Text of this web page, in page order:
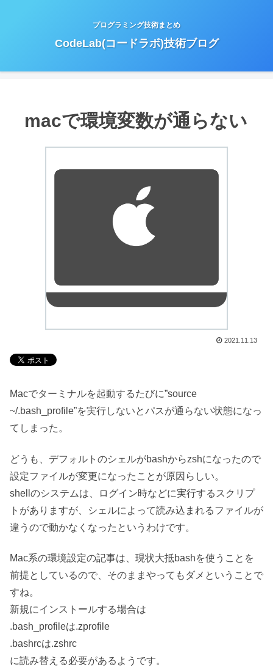
プログラミング技術まとめ
CodeLab(コードラボ)技術ブログ
macで環境変数が通らない
2021.11.13
Macでターミナルを起動するたびに”source
~/.bash_profile”を実行しないとパスが通らない状態になっ
てしまった。
どうも、デフォルトのシェルがbashからzshになったので
設定ファイルが変更になったことが原因らしい。
shellのシステムは、ログイン時などに実行するスクリプ
トがありますが、シェルによって読み込まれるファイルが
違うので動かなくなったというわけです。
Mac系の環境設定の記事は、現状大抵bashを使うことを
前提としているので、そのままやってもダメということで
すね。
新規にインストールする場合は
.bash_profileは.zprofile
.bashrcは.zshrc
に読み替える必要があるようです。